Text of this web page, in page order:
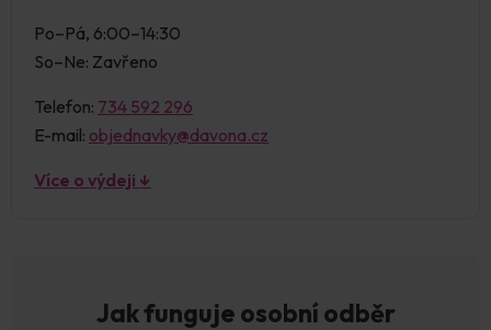
Po–Pá, 6:00–14:30
So–Ne: Zavřeno
Telefon: 734 592 296
E-mail: objednavky@davona.cz
Více o výdeji ↓
Jak funguje osobní odběr